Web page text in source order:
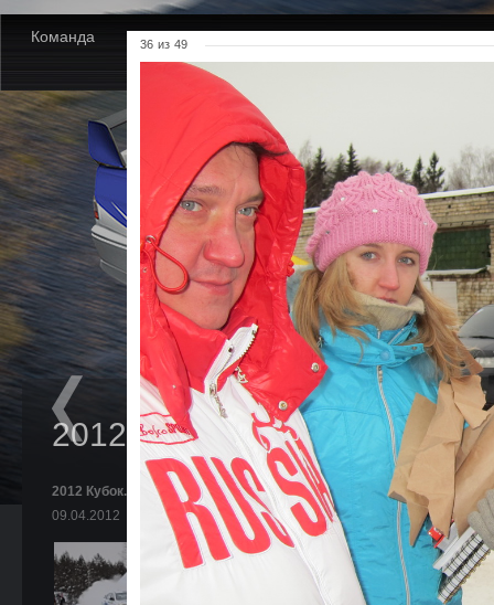
Команда Новости Партнеры Фото Видео
2012 Кубок. Золотые Купола
2012 Кубок. Золотые Купола
09.04.2012
36 из 49